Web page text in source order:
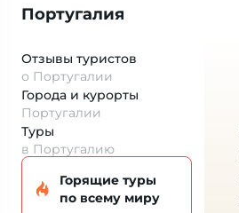
Португалия
Отзывы туристов
о Португалии
Города и курорты
Португалии
Туры
в Португалию
Горящие туры
по всему миру